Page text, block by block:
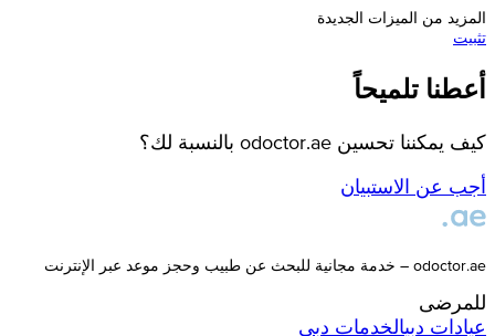
المزيد من الميزات الجديدة
تثبيت
أعطنا تلميحاً
كيف يمكننا تحسين odoctor.ae بالنسبة لك؟
أجب عن الاستبيان
odoctor.ae – خدمة مجانية للبحث عن طبيب وحجز موعد عبر الإنترنت
للمرضى
عيادات دبيالخدمات دبي